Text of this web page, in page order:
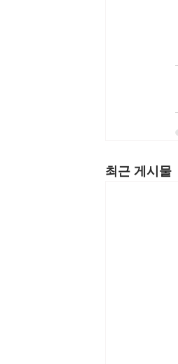
최근 게시물